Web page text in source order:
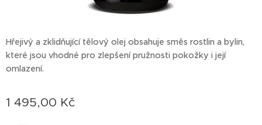
Hřejivý a zklidňující tělový olej obsahuje směs rostlin a bylin,
které jsou vhodné pro zlepšení pružnosti pokožky i její
omlazení.
1 495,00 Kč